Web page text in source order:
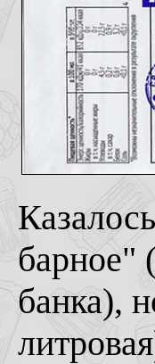
барное"
банка),